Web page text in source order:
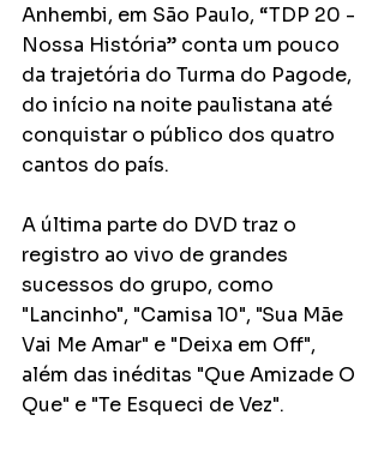
Anhembi, em São Paulo, “TDP 20 -
Nossa História” conta um pouco
da trajetória do Turma do Pagode,
do início na noite paulistana até
conquistar o público dos quatro
cantos do país.
A última parte do DVD traz o
registro ao vivo de grandes
sucessos do grupo, como
"Lancinho", "Camisa 10", "Sua Mãe
Vai Me Amar" e "Deixa em Off",
além das inéditas "Que Amizade O
Que" e "Te Esqueci de Vez".